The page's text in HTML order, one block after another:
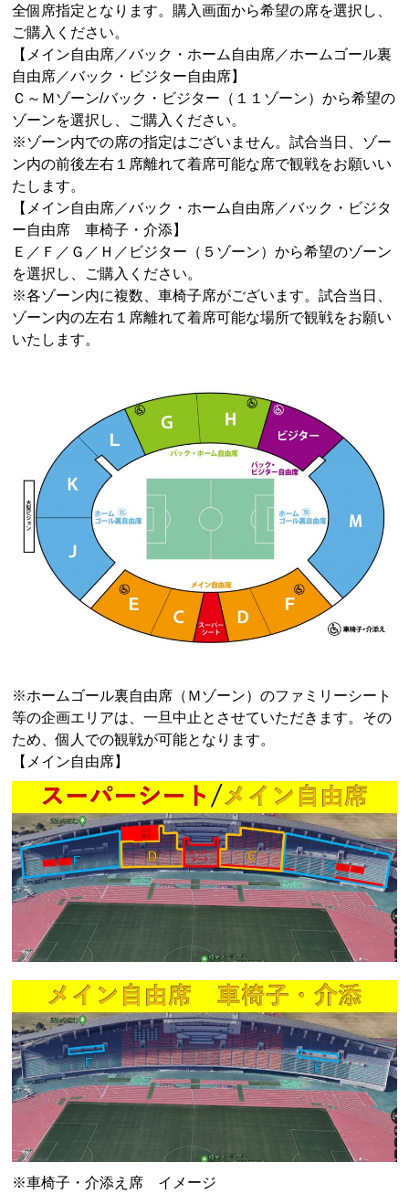
全個席指定となります。購入画面から希望の席を選択し、
ご購入ください。
【メイン自由席／バック・ホーム自由席／ホームゴール裏
自由席／バック・ビジター自由席】
Ｃ～Ｍゾーン/バック・ビジター（１１ゾーン）から希望の
ゾーンを選択し、ご購入ください。
※ゾーン内での席の指定はございません。試合当日、ゾー
ン内の前後左右１席離れて着席可能な席で観戦をお願いい
たします。
【メイン自由席／バック・ホーム自由席／バック・ビジタ
ー自由席 車椅子・介添】
Ｅ／Ｆ／Ｇ／Ｈ／ビジター（５ゾーン）から希望のゾーン
を選択し、ご購入ください。
※各ゾーン内に複数、車椅子席がございます。試合当日、
ゾーン内の左右１席離れて着席可能な場所で観戦をお願い
いたします。
※ホームゴール裏自由席（Ｍゾーン）のファミリーシート
等の企画エリアは、一旦中止とさせていただきます。その
ため、個人での観戦が可能となります。
【メイン自由席】
※車椅子・介添え席 イメージ